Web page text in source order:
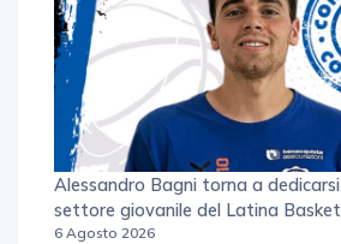
Alessandro Bagni torna a
settore giovanile del Latina Basket
6 Agosto 2026